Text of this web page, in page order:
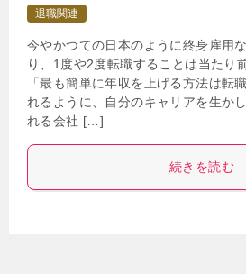
退職関連
今やかつての日本のように終身雇用
り、1度や2度転職することは当たり
「最も簡単に年収を上げる方法は転
れるように、自分のキャリアを生か
れる会社 […]
続きを読む